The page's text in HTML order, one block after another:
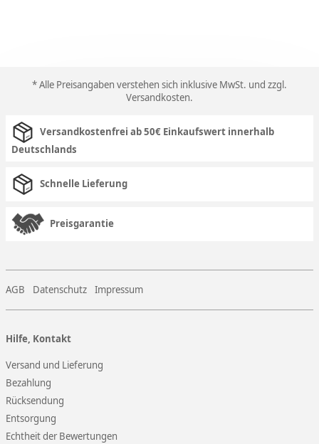
* Alle Preisangaben verstehen sich inklusive MwSt. und zzgl.
Versandkosten.
Versandkostenfrei ab 50€ Einkaufswert innerhalb
Deutschlands
Schnelle Lieferung
Preisgarantie
AGB Datenschutz Impressum
Hilfe, Kontakt
Versand und Lieferung
Bezahlung
Rücksendung
Entsorgung
Echtheit der Bewertungen